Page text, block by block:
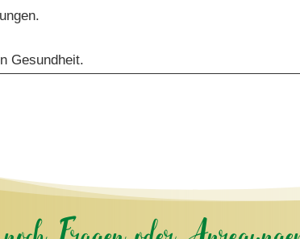
Gesundheit.
denken, dass es wichtig ist, sich um seine
vielleicht vielen Menschen geht, die da nicht
nicht gesund sind.
von Krankheit, sondern wir können auch